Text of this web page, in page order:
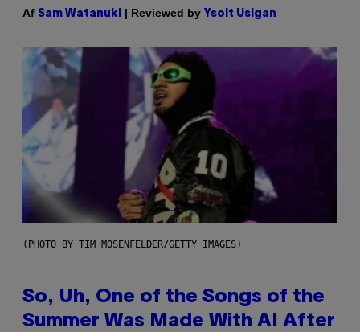
Af Sam Watanuki | Reviewed by Ysolt Usigan
(PHOTO BY TIM MOSENFELDER/GETTY IMAGES)
So, Uh, One of the Songs of the
Summer Was Made With AI After